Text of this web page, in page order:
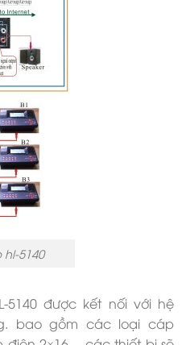
5140
5140 được kết nối với hệ
bao gồm các loại cáp